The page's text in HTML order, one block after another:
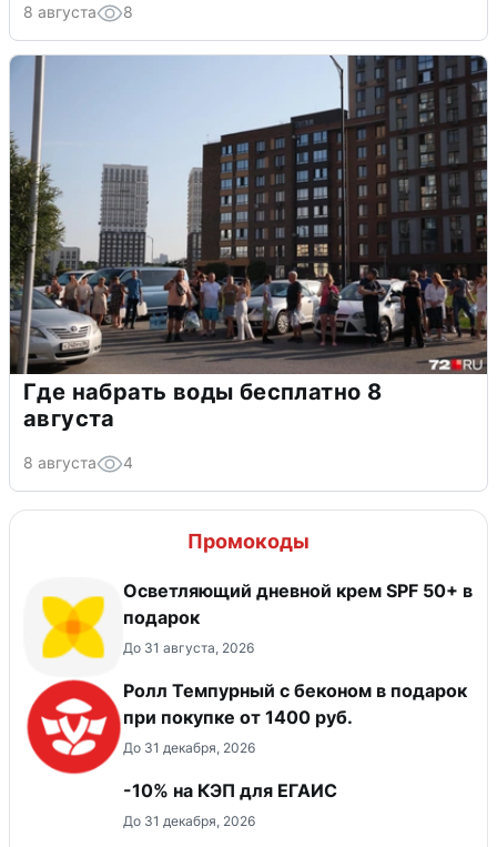
8 августа 8
Где набрать воды бесплатно 8
августа
8 августа 4
Промокоды
Осветляющий дневной крем SPF 50+ в
подарок
До 31 августа, 2026
Ролл Темпурный с беконом в подарок
при покупке от 1400 руб.
До 31 декабря, 2026
-10% на КЭП для ЕГАИС
До 31 декабря, 2026